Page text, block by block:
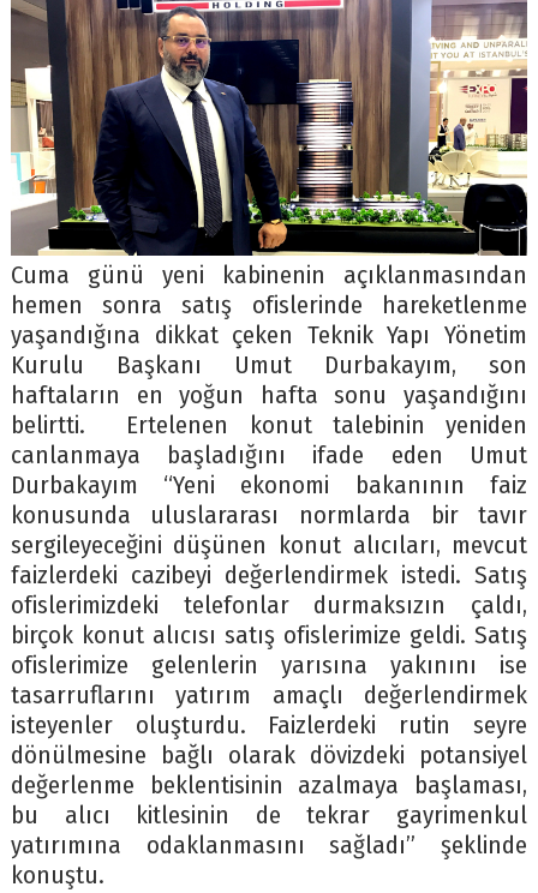
Cuma günü yeni kabinenin açıklanmasından
hemen sonra satış ofislerinde hareketlenme
yaşandığına dikkat çeken Teknik Yapı Yönetim
Kurulu Başkanı Umut Durbakayım, son
haftaların en yoğun hafta sonu yaşandığını
belirtti. Ertelenen konut talebinin yeniden
canlanmaya başladığını ifade eden Umut
Durbakayım “Yeni ekonomi bakanının faiz
konusunda uluslararası normlarda bir tavır
sergileyeceğini düşünen konut alıcıları, mevcut
faizlerdeki cazibeyi değerlendirmek istedi. Satış
ofislerimizdeki telefonlar durmaksızın çaldı,
birçok konut alıcısı satış ofislerimize geldi. Satış
ofislerimize gelenlerin yarısına yakınını ise
tasarruflarını yatırım amaçlı değerlendirmek
isteyenler oluşturdu. Faizlerdeki rutin seyre
dönülmesine bağlı olarak dövizdeki potansiyel
değerlenme beklentisinin azalmaya başlaması,
bu alıcı kitlesinin de tekrar gayrimenkul
yatırımına odaklanmasını sağladı” şeklinde
konuştu.